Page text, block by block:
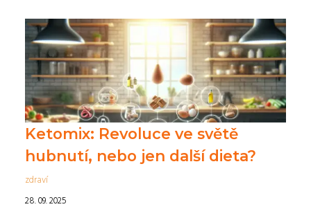
Ketomix: Revoluce ve světě
hubnutí, nebo jen další dieta?
zdraví
28. 09. 2025